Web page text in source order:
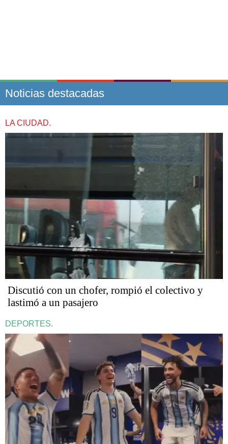
Noticias destacadas
LA CIUDAD.
Discutió con un chofer, rompió el colectivo y
lastimó a un pasajero
DEPORTES.